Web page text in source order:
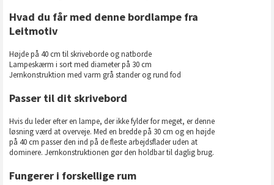
Hvad du får med denne bordlampe fra
Leitmotiv
Højde på 40 cm til skriveborde og natborde
Lampeskærm i sort med diameter på 30 cm
Jernkonstruktion med varm grå stander og rund fod
Passer til dit skrivebord
Hvis du leder efter en lampe, der ikke fylder for meget, er denne
løsning værd at overveje. Med en bredde på 30 cm og en højde
på 40 cm passer den ind på de fleste arbejdsflader uden at
dominere. Jernkonstruktionen gør den holdbar til daglig brug.
Fungerer i forskellige rum